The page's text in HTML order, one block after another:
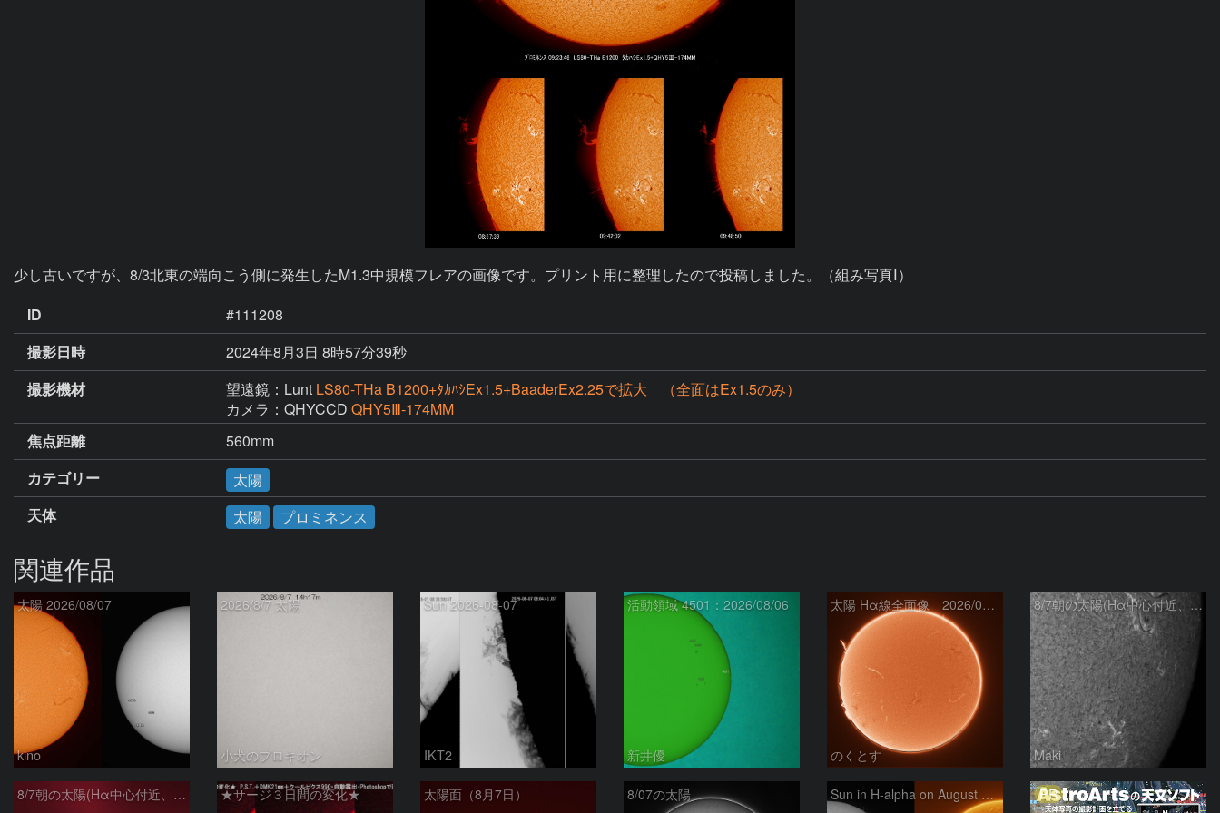
ID
#111208
撮影日時
2024年8月3日 8時57分39秒
撮影機材
望遠鏡：Lunt LS80-THa B1200+ﾀｶﾊｼEx1.5+BaaderEx2.25で拡大 （全面はEx1.5のみ）
カメラ：QHYCCD QHY5Ⅲ-174MM
焦点距離
560mm
カテゴリー
太陽
天体
太陽 プロミネンス
関連作品
太陽 2026/08/07
kino
2026/8/7 太陽
小犬のプロキオン
Sun 2026-08-07
IKT2
活動領域 4501：2026/08/06
新井優
太陽 Hα線全面像 2026/08/07
のくとす
8/7朝の太陽(Hα中心付近、4498、4502付近)
Maki
8/7朝の太陽(Hα中心付近、プロミネンス) ★サージ３日間の変化★ 太陽面（8月7日） 8/07の太陽 Sun in H-alpha on August 7, 2026 PR